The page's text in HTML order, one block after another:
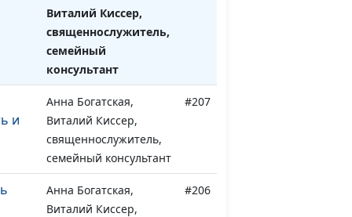
Виталий Киссер,
священнослужитель,
семейный
консультант
и
Анна Богатская,
Виталий Киссер,
священнослужитель,
семейный консультант
#207
Анна Богатская,
Виталий Киссер,
#206